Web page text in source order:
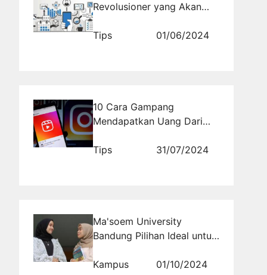
Revolusioner yang Akan
Digital ke Tingkat
Tips 01/06/2024
10 Cara Gampang
Mendapatkan Uang Dari
Tips
31/07/2024
Ma'soem University
Bandung Pilihan Ideal untuk
Tinggi
Kampus 01/10/2024